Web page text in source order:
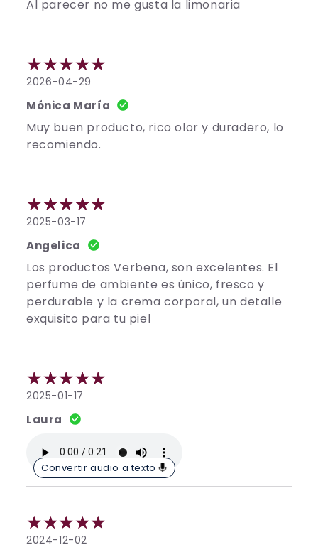
Al parecer no me gusta la limonaria
2026-04-29
Mónica María
Muy buen producto, rico olor y duradero, lo
recomiendo.
2025-03-17
Angelica
Los productos Verbena, son excelentes. El
perfume de ambiente es único, fresco y
perdurable y la crema corporal, un detalle
exquisito para tu piel
2025-01-17
Laura
Convertir audio a texto
2024-12-02